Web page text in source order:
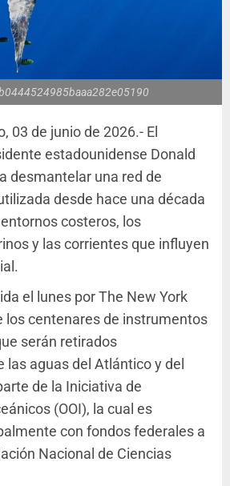
03 de junio de 2026.- El
estadounidense Donald
desmantelar una red de
desde hace una década
costeros, los
y las corrientes que influyen
el lunes por The New York
los centenares de instrumentos
serán retirados
las aguas del Atlántico y del
de la Iniciativa de
(OOI), la cual es
con fondos federales a
Nacional de Ciencias